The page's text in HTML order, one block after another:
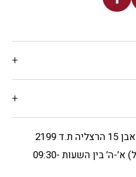
2199
מענה טלפוני (ללא קבלת קהל) א’-ה’ בין השעות 09:30-